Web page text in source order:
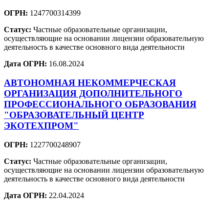
ОГРН: 1247700314399
Статус: Частные образовательные организации,
осуществляющие на основании лицензии образовательную
деятельность в качестве основного вида деятельности
Дата ОГРН: 16.08.2024
АВТОНОМНАЯ НЕКОММЕРЧЕСКАЯ
ОРГАНИЗАЦИЯ ДОПОЛНИТЕЛЬНОГО
ПРОФЕССИОНАЛЬНОГО ОБРАЗОВАНИЯ
"ОБРАЗОВАТЕЛЬНЫЙ ЦЕНТР
ЭКОТЕХПРОМ"
ОГРН: 1227700248907
Статус: Частные образовательные организации,
осуществляющие на основании лицензии образовательную
деятельность в качестве основного вида деятельности
Дата ОГРН: 22.04.2024